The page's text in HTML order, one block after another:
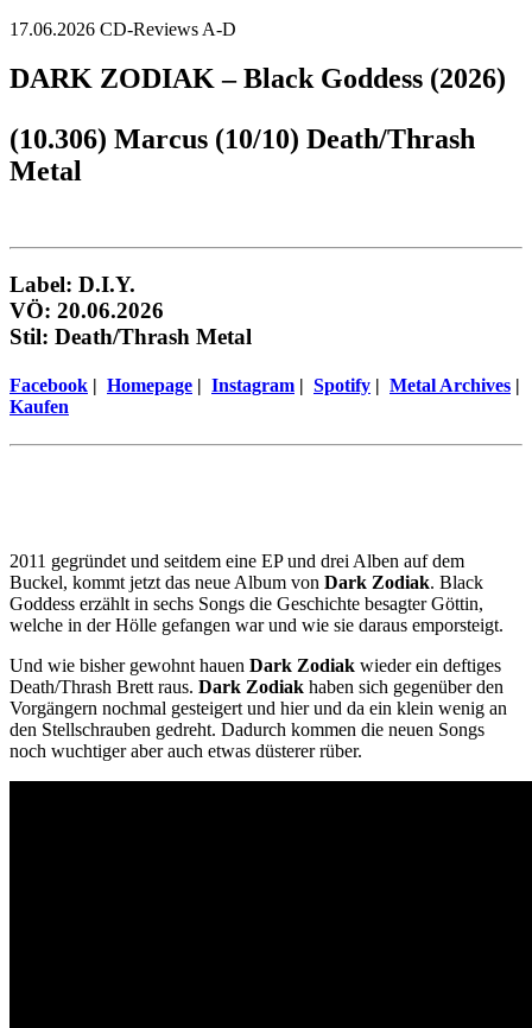
17.06.2026 CD-Reviews A-D
DARK ZODIAK – Black Goddess (2026)
(10.306) Marcus (10/10) Death/Thrash
Metal
Label: D.I.Y.
VÖ: 20.06.2026
Stil: Death/Thrash Metal
Facebook | Homepage | Instagram | Spotify | Metal Archives |
Kaufen
2011 gegründet und seitdem eine EP und drei Alben auf dem
Buckel, kommt jetzt das neue Album von Dark Zodiak. Black
Goddess erzählt in sechs Songs die Geschichte besagter Göttin,
welche in der Hölle gefangen war und wie sie daraus emporsteigt.
Und wie bisher gewohnt hauen Dark Zodiak wieder ein deftiges
Death/Thrash Brett raus. Dark Zodiak haben sich gegenüber den
Vorgängern nochmal gesteigert und hier und da ein klein wenig an
den Stellschrauben gedreht. Dadurch kommen die neuen Songs
noch wuchtiger aber auch etwas düsterer rüber.